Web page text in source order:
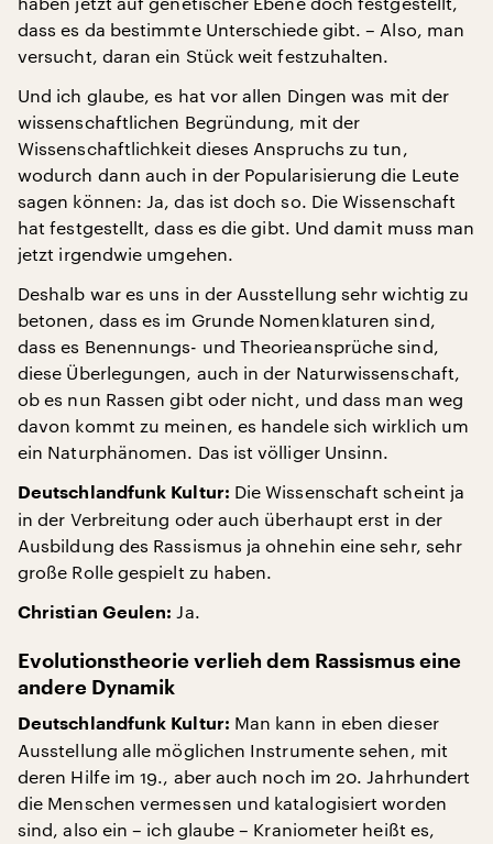
dass es da bestimmte Unterschiede gibt. – Also, man
versucht, daran ein Stück weit festzuhalten.
Und ich glaube, es hat vor allen Dingen was mit der
wissenschaftlichen Begründung, mit der
Wissenschaftlichkeit dieses Anspruchs zu tun,
wodurch dann auch in der Popularisierung die Leute
sagen können: Ja, das ist doch so. Die Wissenschaft
hat festgestellt, dass es die gibt. Und damit muss man
jetzt irgendwie umgehen.
Deshalb war es uns in der Ausstellung sehr wichtig zu
betonen, dass es im Grunde Nomenklaturen sind,
dass es Benennungs- und Theorieansprüche sind,
diese Überlegungen, auch in der Naturwissenschaft,
ob es nun Rassen gibt oder nicht, und dass man weg
davon kommt zu meinen, es handele sich wirklich um
ein Naturphänomen. Das ist völliger Unsinn.
Deutschlandfunk Kultur: Die Wissenschaft scheint ja
in der Verbreitung oder auch überhaupt erst in der
Ausbildung des Rassismus ja ohnehin eine sehr, sehr
große Rolle gespielt zu haben.
Christian Geulen: Ja.
Evolutionstheorie verlieh dem Rassismus eine
andere Dynamik
Deutschlandfunk Kultur: Man kann in eben dieser
Ausstellung alle möglichen Instrumente sehen, mit
deren Hilfe im 19., aber auch noch im 20. Jahrhundert
die Menschen vermessen und katalogisiert worden
sind, also ein – ich glaube – Kraniometer heißt es,